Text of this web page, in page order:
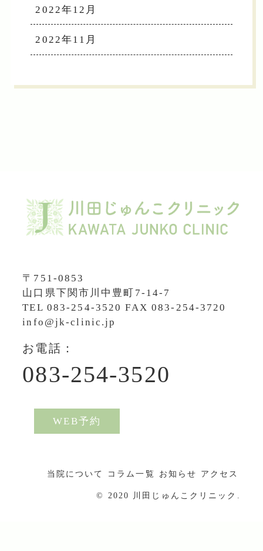
2022年12月
2022年11月
〒751-0853
山口県下関市川中豊町7-14-7
TEL 083-254-3520 FAX 083-254-3720
info@jk-clinic.jp
お電話：
083-254-3520
WEB予約
当院について コラム一覧 お知らせ アクセス
© 2020 川田じゅんこクリニック.